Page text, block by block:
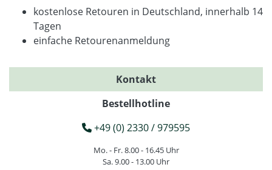
kostenlose Retouren in Deutschland, innerhalb 14
Tagen
einfache Retourenanmeldung
Kontakt
Bestellhotline
+49 (0) 2330 / 979595
Mo. - Fr. 8.00 - 16.45 Uhr
Sa. 9.00 - 13.00 Uhr